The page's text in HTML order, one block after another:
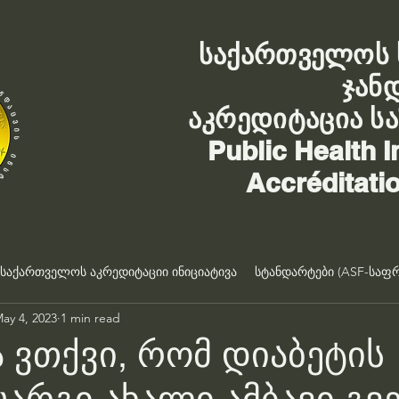
საქართველოს
აკრედიტაცია
Public Health
საქართველოს აკრედიტაციი ინიციატივა სტანდარტები (ASF-
ვთქვი, რომ დიაბეტის
4, 2023 1 min read